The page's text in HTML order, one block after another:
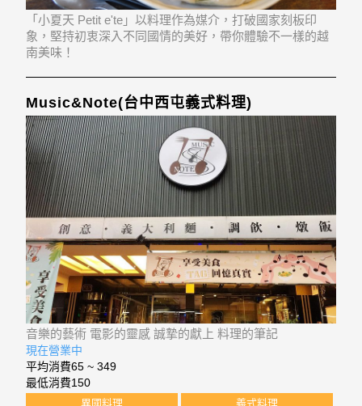
「小夏天 Petit e'te」以料理作為媒介，打破國家刻板印
象，堅持初衷深入不同國情的美好，帶你體驗不一樣的越
南美味！
Music&Note(台中西屯義式料理)
音樂的藝術 電影的靈感 誠摯的獻上 料理的筆記
現在營業中
平均消費65 ~ 349
最低消費150
異國料理 義式料理